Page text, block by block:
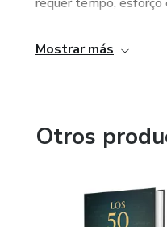
Mostrar más
Otros